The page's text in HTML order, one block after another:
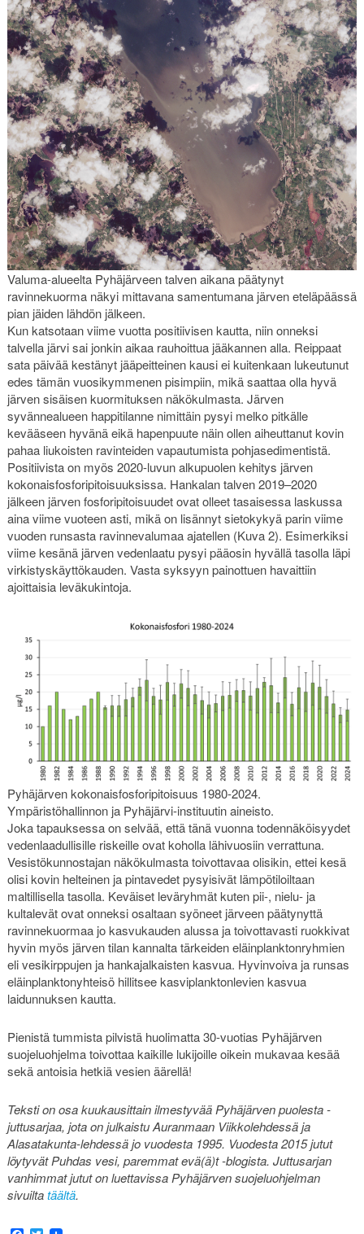
Valuma-alueelta Pyhäjärveen talven aikana päätynyt
ravinnekuorma näkyi mittavana samentumana järven eteläpäässä
pian jäiden lähdön jälkeen.
Kun katsotaan viime vuotta positiivisen kautta, niin onneksi
talvella järvi sai jonkin aikaa rauhoittua jääkannen alla. Reippaat
sata päivää kestänyt jääpeitteinen kausi ei kuitenkaan lukeutunut
edes tämän vuosikymmenen pisimpiin, mikä saattaa olla hyvä
järven sisäisen kuormituksen näkökulmasta. Järven
syvännealueen happitilanne nimittäin pysyi melko pitkälle
kevääseen hyvänä eikä hapenpuute näin ollen aiheuttanut kovin
pahaa liukoisten ravinteiden vapautumista pohjasedimentistä.
Positiivista on myös 2020-luvun alkupuolen kehitys järven
kokonaisfosforipitoisuuksissa. Hankalan talven 2019–2020
jälkeen järven fosforipitoisuudet ovat olleet tasaisessa laskussa
aina viime vuoteen asti, mikä on lisännyt sietokykyä parin viime
vuoden runsasta ravinnevalumaa ajatellen (Kuva 2). Esimerkiksi
viime kesänä järven vedenlaatu pysyi pääosin hyvällä tasolla läpi
virkistyskäyttökauden. Vasta syksyyn painottuen havaittiin
ajoittaisia leväkukintoja.
Pyhäjärven kokonaisfosforipitoisuus 1980-2024.
Ympäristöhallinnon ja Pyhäjärvi-instituutin aineisto.
Joka tapauksessa on selvää, että tänä vuonna todennäköisyydet
vedenlaadullisille riskeille ovat koholla lähivuosiin verrattuna.
Vesistökunnostajan näkökulmasta toivottavaa olisikin, ettei kesä
olisi kovin helteinen ja pintavedet pysyisivät lämpötiloiltaan
maltillisella tasolla. Keväiset leväryhmät kuten pii-, nielu- ja
kultalevät ovat onneksi osaltaan syöneet järveen päätynyttä
ravinnekuormaa jo kasvukauden alussa ja toivottavasti ruokkivat
hyvin myös järven tilan kannalta tärkeiden eläinplanktonryhmien
eli vesikirppujen ja hankajalkaisten kasvua. Hyvinvoiva ja runsas
eläinplanktonyhteisö hillitsee kasviplanktonlevien kasvua
laidunnuksen kautta.
Pienistä tummista pilvistä huolimatta 30-vuotias Pyhäjärven
suojeluohjelma toivottaa kaikille lukijoille oikein mukavaa kesää
sekä antoisia hetkiä vesien äärellä!
Teksti on osa kuukausittain ilmestyvää Pyhäjärven puolesta -
juttusarjaa, jota on julkaistu Auranmaan Viikkolehdessä ja
Alasatakunta-lehdessä jo vuodesta 1995. Vuodesta 2015 jutut
löytyvät Puhdas vesi, paremmat evä(ä)t -blogista. Juttusarjan
vanhimmat jutut on luettavissa Pyhäjärven suojeluohjelman
sivuiltatäältä.